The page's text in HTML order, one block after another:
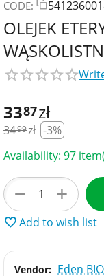
CODE:
OLEJEK
3387zł
3499zł -3%
Availability: 97
+
−
Add to wish list
Vendor: Eden BIO